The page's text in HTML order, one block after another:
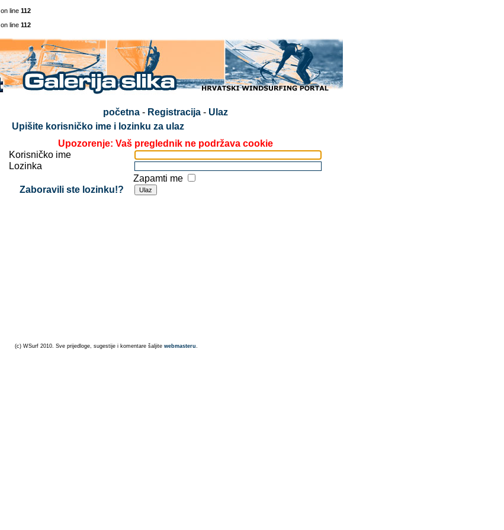
on line 112
on line 112
početna- Registracija- Ulaz
Upišite korisničko ime i lozinku za ulaz
Upozorenje: Vaš preglednik ne podržava cookie
Korisničko ime
Lozinka
Zapamti me
Zaboravili ste lozinku!?
(c) WSurf 2010. Sve prijedloge, sugestije i komentare šaljite webmasteru